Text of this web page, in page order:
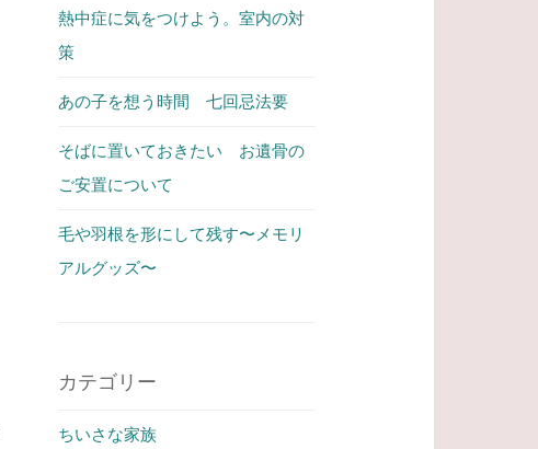
熱中症に気をつけよう。室内の対
策
あの子を想う時間 七回忌法要
そばに置いておきたい お遺骨の
ご安置について
毛や羽根を形にして残す〜メモリ
アルグッズ〜
カテゴリー
ちいさな家族